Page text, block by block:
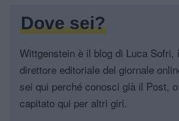
Dove sei?
Wittgenstein è il blog di Luca Sofri,
direttore editoriale del giornale
sei qui perché conosci già il Post,
capitato qui per altri giri.